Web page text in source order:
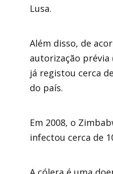
Lusa.
Além disso, de
autorização
já registou cerca
do país.
Em 2008, o
infectou cerca de